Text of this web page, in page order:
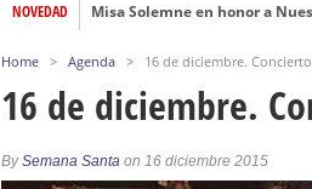
NOVEDAD
Solemne Triduo a la Virgen
Función de la Anunciación
Besamanos al Señor del Gran
Función Principal de Instituto
Home > Agenda > 16 de diciembre.
16 de diciembre.
BySemana Santa on 16 diciembre 2015